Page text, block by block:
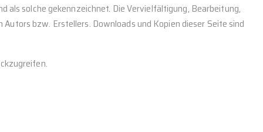
solche gekennzeichnet. Die Vervielfältigung, Bearbeitung,
bzw. Erstellers. Downloads und Kopien dieser Seite sind